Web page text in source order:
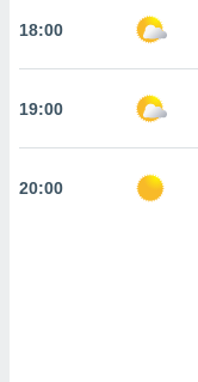
como
y
en
más
18:00
19:00
20:00